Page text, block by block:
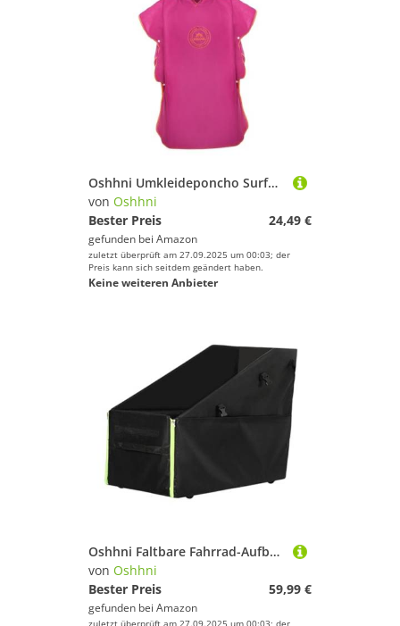
Oshhni Umkleideponcho Surfponcho Zubehör Strand Schwimmen Schnelltrocknender Mikrofaser-Neoprenanzug, Lila
von Oshhni
Bester Preis
24,49 €
gefunden bei Amazon
zuletzt überprüft am 27.09.2025 um 00:03; der
Preis kann sich seitdem geändert haben.
Keine weiteren Anbieter
Oshhni Faltbare Fahrrad-Aufbewahrungsbox, Fahrrad-Transportkoffer, Organizer, Faltbare Fahrrad-Aufbewahrungstasche, Black S with Wheel
von Oshhni
Bester Preis
59,99 €
gefunden bei Amazon
zuletzt überprüft am 27.09.2025 um 00:03; der